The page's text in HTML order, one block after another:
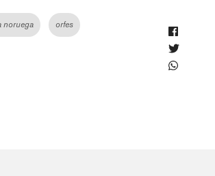
noruega orfes